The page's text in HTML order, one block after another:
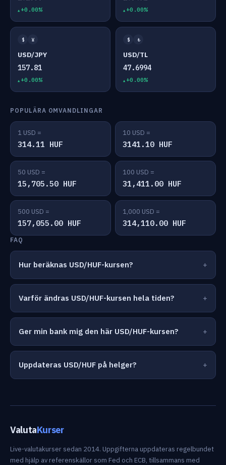
+0.00% +0.00%
$ ¥
USD/JPY
157.81
+0.00%
$ ₺
USD/TL
47.6994
+0.00%
POPULÄRA OMVANDLINGAR
1 USD =
314.11 HUF
10 USD =
3141.10 HUF
50 USD =
15,705.50 HUF
100 USD =
31,411.00 HUF
500 USD =
157,055.00 HUF
1,000 USD =
314,110.00 HUF
FAQ
Hur beräknas USD/HUF-kursen?
Varför ändras USD/HUF-kursen hela tiden?
Ger min bank mig den här USD/HUF-kursen?
Uppdateras USD/HUF på helger?
ValutaKurser
Live-valutakurser sedan 2014. Uppgifterna uppdateras regelbundet
med hjälp av referenskällor som Fed och ECB, tillsammans med